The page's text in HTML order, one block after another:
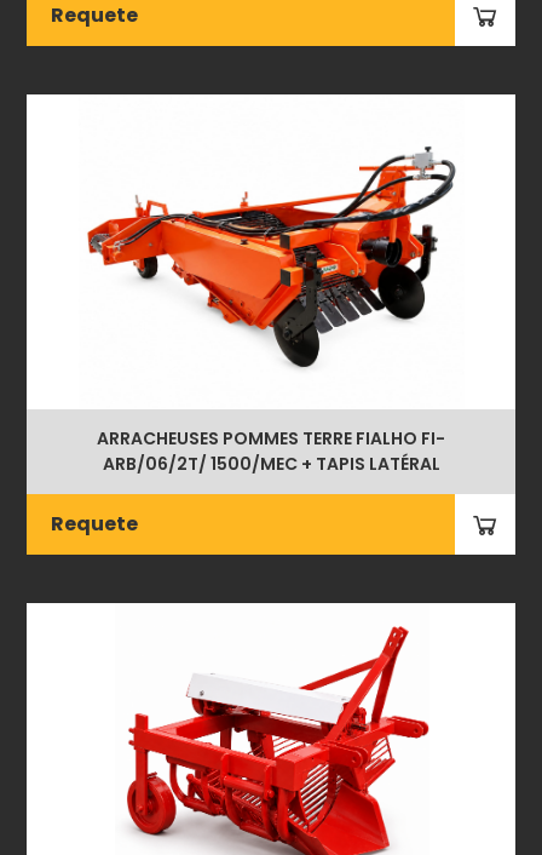
Requete
ARRACHEUSES POMMES TERRE FIALHO FI-
ARB/06/2T/ 1500/MEC + TAPIS LATÉRAL
Requete